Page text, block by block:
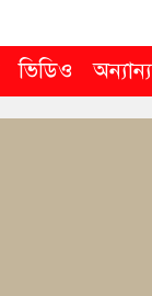
ভিডিও অন্যান্য